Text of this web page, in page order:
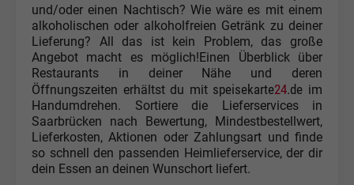
und/oder einen Nachtisch? Wie wäre es mit einem
alkoholischen oder alkoholfreien Getränk zu deiner
Lieferung? All das ist kein Problem, das große
Angebot macht es möglich!Einen Überblick über
Restaurants in deiner Nähe und deren
Öffnungszeiten erhältst du mit speisekarte24.de im
Handumdrehen. Sortiere die Lieferservices in
Saarbrücken nach Bewertung, Mindestbestellwert,
Lieferkosten, Aktionen oder Zahlungsart und finde
so schnell den passenden Heimlieferservice, der dir
dein Essen an deinen Wunschort liefert.